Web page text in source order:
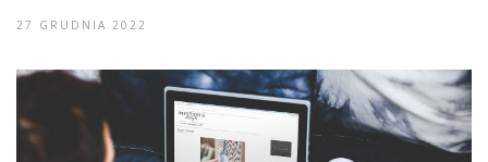
27 GRUDNIA 2022